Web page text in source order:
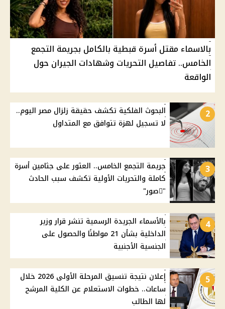
بالاسماء مقتل أسرة قبطية بالكامل بجريمة التجمع
الخامس.. تفاصيل التحريات وشهادات الجيران حول
الواقعة
2
البحوث الفلكية تكشف حقيقة زلزال مصر اليوم..
لا تسجيل لهزة تتوافق مع المتداول
3
جريمة التجمع الخامس.. العثور على جثامين أسرة
كاملة والتحريات الأولية تكشف سبب الحادث
"ًصور"
4
بالأسماء الجريدة الرسمية تنشر قرار وزير
الداخلية بشأن 21 مواطنًا والحصول على
الجنسية الأجنبية
5
إعلان نتيجة تنسيق المرحلة الأولى 2026 خلال
ساعات.. خطوات الاستعلام عن الكلية المرشح
لها الطالب